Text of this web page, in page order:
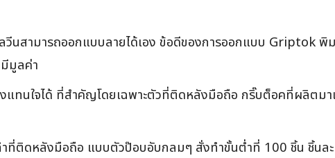
สามารถออกแบบลายได้เอง ข้อดีของการออกแบบ Griptok พิ
มูลค่า
ทนใจได้ ที่สำคัญโดยเฉพาะตัวที่ติดหลังมือถือ กริ๊บต็อคที่ผลิตมาเ
ที่ติดหลังมือถือ แบบตัวป๊อบอับกลมๆ สั่งทำขั้นต่ำที่ 100 ชิ้น ชิ้นล